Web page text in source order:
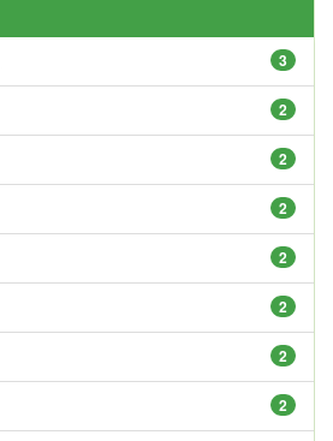
3
2
2
2
2
2
2
2